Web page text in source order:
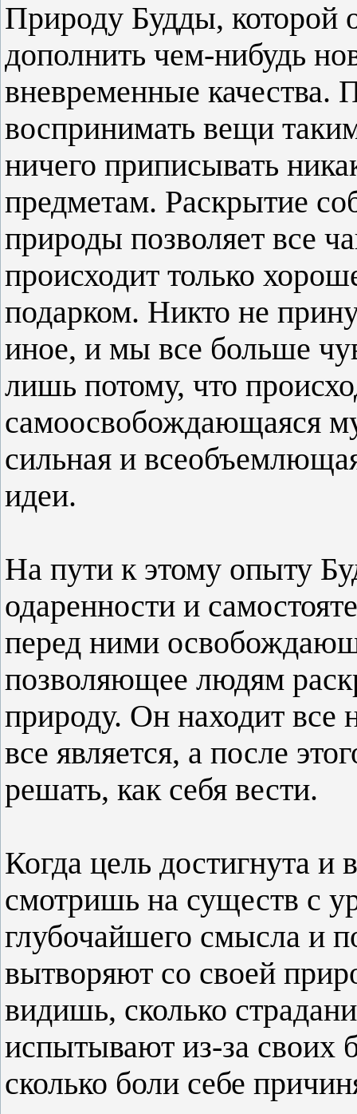
Природу Будды, которой
дополнить чем-нибудь
вневременные качества.
воспринимать вещи
ничего приписывать
предметам. Раскрытие
природы позволяет все
происходит только
подарком. Никто не
иное, и мы все больше
лишь потому, что
самоосвобождающаяся
сильная и
идеи.
На пути к этому опыту
одаренности и
перед ними
позволяющее людям
природу. Он находит все
все является, а после
решать, как себя вести.
Когда цель достигнута
смотришь на существ с
глубочайшего смысла и
вытворяют со своей
видишь, сколько
испытывают из-за своих
сколько боли себе